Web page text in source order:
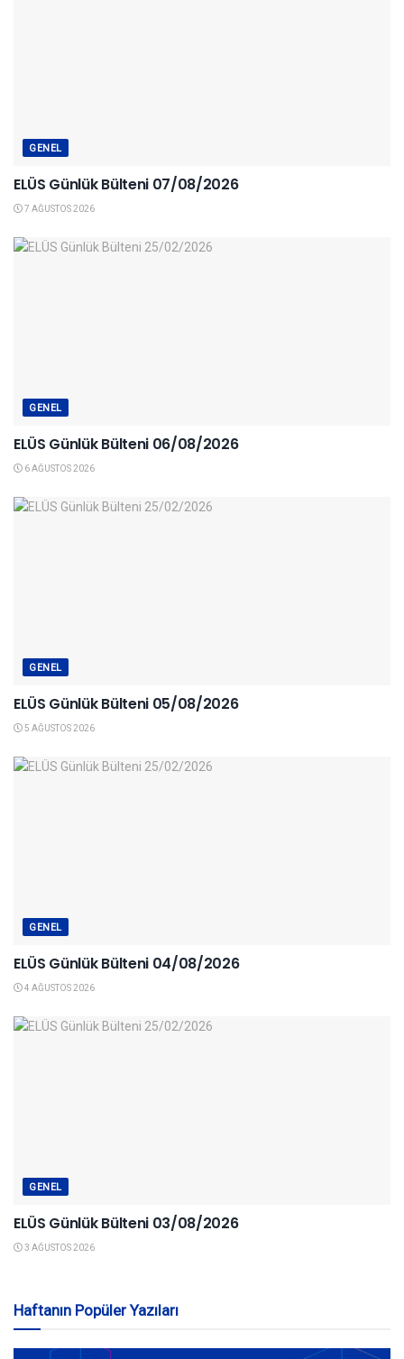
GENEL
ELÜS Günlük Bülteni 07/08/2026
7 AĞUSTOS 2026
GENEL
ELÜS Günlük Bülteni 06/08/2026
6 AĞUSTOS 2026
GENEL
ELÜS Günlük Bülteni 05/08/2026
5 AĞUSTOS 2026
GENEL
ELÜS Günlük Bülteni 04/08/2026
4 AĞUSTOS 2026
GENEL
ELÜS Günlük Bülteni 03/08/2026
3 AĞUSTOS 2026
Haftanın Popüler Yazıları